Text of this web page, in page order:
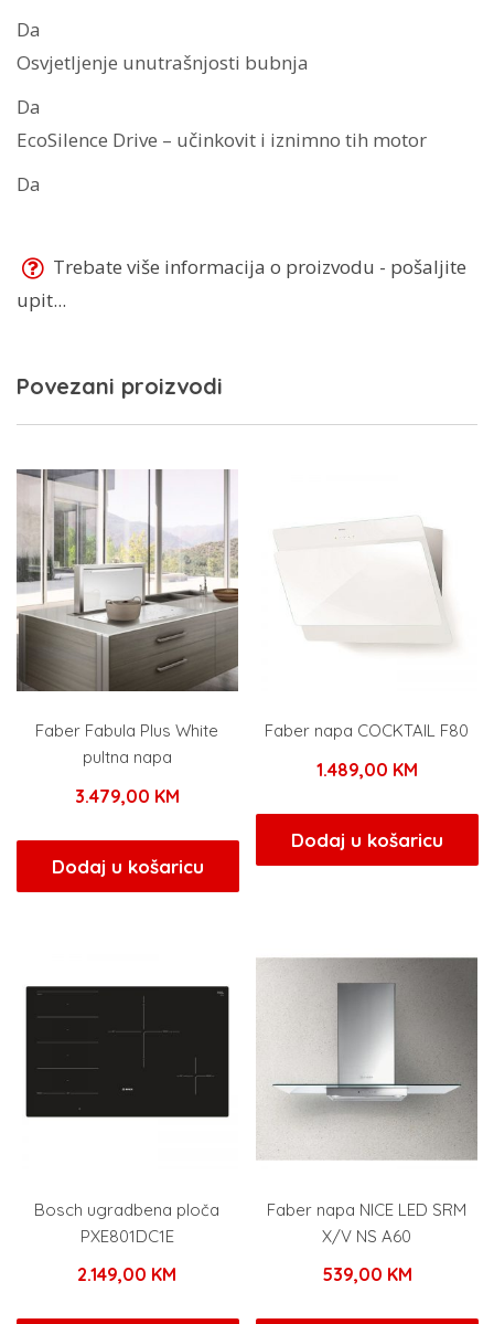
Da
Osvjetljenje unutrašnjosti bubnja
Da
EcoSilence Drive – učinkovit i iznimno tih motor
Da
Trebate više informacija o proizvodu - pošaljite
upit...
Povezani proizvodi
Faber Fabula Plus White
pultna napa
3.479,00 KM
Dodaj u košaricu
Faber napa COCKTAIL F80
1.489,00 KM
Dodaj u košaricu
Bosch ugradbena ploča
PXE801DC1E
2.149,00 KM
Faber napa NICE LED SRM
X/V NS A60
539,00 KM